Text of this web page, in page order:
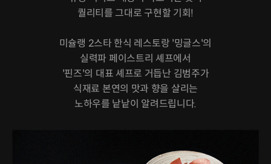
퀄리티를 그대로 구현할 기회!
미슐랭 2스타 한식 레스토랑 '밍글스'의
실력파 페이스트리 셰프에서
'핀즈'의 대표 셰프로 거듭난 김범주가
식재료 본연의 맛과 향을 살리는
노하우를 낱낱이 알려드립니다.